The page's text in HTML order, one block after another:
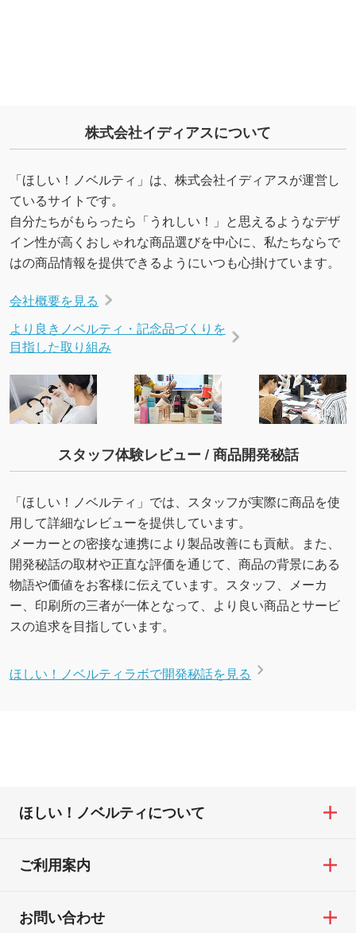
株式会社イディアスについて
「ほしい！ノベルティ」は、株式会社イディアスが運営し
ているサイトです。
自分たちがもらったら「うれしい！」と思えるようなデザ
イン性が高くおしゃれな商品選びを中心に、私たちならで
はの商品情報を提供できるようにいつも心掛けています。
会社概要を見る
より良きノベルティ・記念品づくりを
目指した取り組み
スタッフ体験レビュー / 商品開発秘話
「ほしい！ノベルティ」では、スタッフが実際に商品を使
用して詳細なレビューを提供しています。
メーカーとの密接な連携により製品改善にも貢献。また、
開発秘話の取材や正直な評価を通じて、商品の背景にある
物語や価値をお客様に伝えています。スタッフ、メーカ
ー、印刷所の三者が一体となって、より良い商品とサービ
スの追求を目指しています。
ほしい！ノベルティラボで開発秘話を見る
ほしい！ノベルティについて
ご利用案内
お問い合わせ